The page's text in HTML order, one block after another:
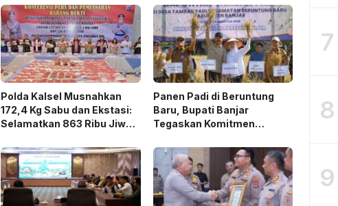
Polda Kalsel Musnahkan
172,4 Kg Sabu dan Ekstasi:
Selamatkan 863 Ribu Jiwa
4,3 Triliun
Panen Padi di Beruntung
Baru, Bupati Banjar
Tegaskan Komitmen
7
8
9